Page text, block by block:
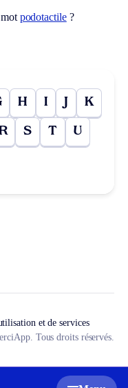
podotactile?
H I J K
S T U
et de services
Tous droits réservés.